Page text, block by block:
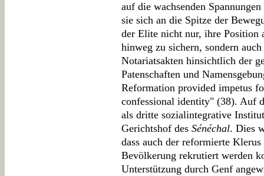
auf die wachsenden
sie sich an die Spitze der
der Elite nicht nur, ihre Position
hinweg zu sichern, sondern
Notariatsakten hinsichtlich der
Patenschaften und
Reformation provided impetus
confessional identity" (38). Auf
als dritte sozialintegrative
Gerichtshof des Sénéchal. Dies
dass auch der reformierte
Bevölkerung rekrutiert werden
Unterstützung durch Genf